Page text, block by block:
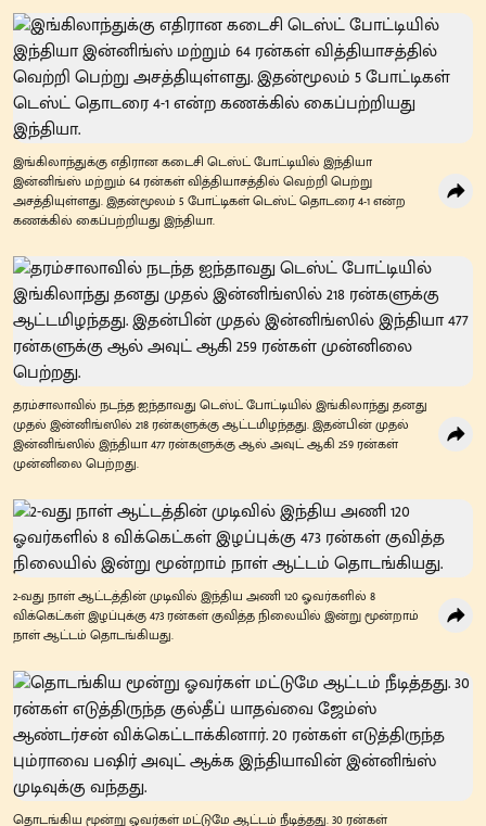
இங்கிலாந்துக்கு எதிரான கடைசி டெஸ்ட் போட்டியில் இந்தியா
இன்னிங்ஸ் மற்றும் 64 ரன்கள் வித்தியாசத்தில் வெற்றி பெற்று
அசத்தியுள்ளது. இதன்மூலம் 5 போட்டிகள் டெஸ்ட் தொடரை 4-1 என்ற
கணக்கில் கைப்பற்றியது இந்தியா.
தரம்சாலாவில் நடந்த ஐந்தாவது டெஸ்ட் போட்டியில் இங்கிலாந்து தனது
முதல் இன்னிங்ஸில் 218 ரன்களுக்கு ஆட்டமிழந்தது. இதன்பின் முதல்
இன்னிங்ஸில் இந்தியா 477 ரன்களுக்கு ஆல் அவுட் ஆகி 259 ரன்கள்
முன்னிலை பெற்றது.
2-வது நாள் ஆட்டத்தின் முடிவில் இந்திய அணி 120 ஓவர்களில் 8
விக்கெட்கள் இழப்புக்கு 473 ரன்கள் குவித்த நிலையில் இன்று மூன்றாம்
நாள் ஆட்டம் தொடங்கியது.
தொடங்கிய மூன்று ஓவர்கள் மட்டுமே ஆட்டம் நீடித்தது. 30 ரன்கள்